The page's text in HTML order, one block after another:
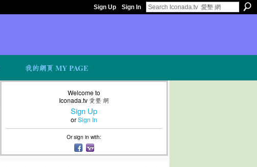
Sign Up Sign In
我的網頁 MY PAGE
Welcome to
Iconada.tv 愛墾 網
Sign Up
orSign In
Or sign in with: